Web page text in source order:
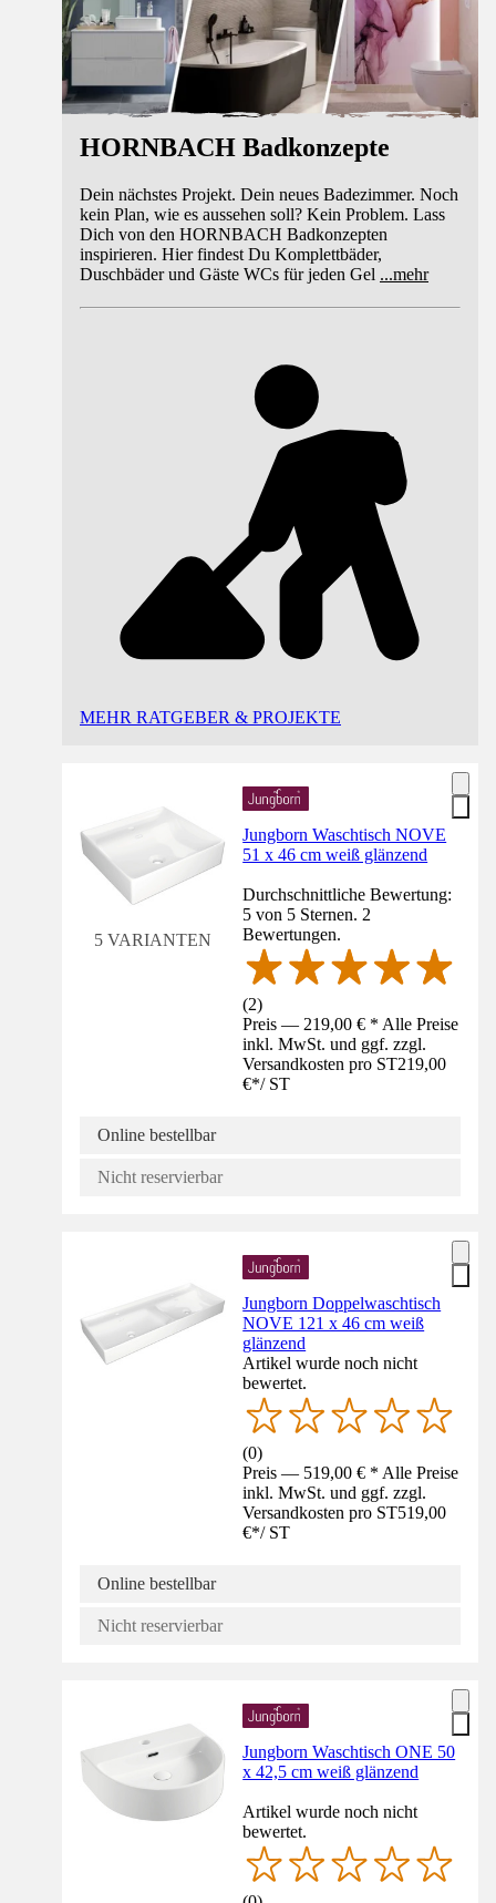
HORNBACH Badkonzepte
Dein nächstes Projekt. Dein neues Badezimmer. Noch
kein Plan, wie es aussehen soll? Kein Problem. Lass
Dich von den HORNBACH Badkonzepten
inspirieren. Hier findest Du Komplettbäder,
Duschbäder und Gäste WCs für jeden Gel ...mehr
MEHR RATGEBER & PROJEKTE
5 VARIANTEN
Jungborn Waschtisch NOVE
51 x 46 cm weiß glänzend
Durchschnittliche Bewertung:
5 von 5 Sternen. 2
Bewertungen.
(2)
Preis — 219,00 € * Alle Preise
inkl. MwSt. und ggf. zzgl.
Versandkosten pro ST219,00
€*/ ST
Online bestellbar
Nicht reservierbar
Jungborn Doppelwaschtisch
NOVE 121 x 46 cm weiß
glänzend
Artikel wurde noch nicht
bewertet.
(0)
Preis — 519,00 € * Alle Preise
inkl. MwSt. und ggf. zzgl.
Versandkosten pro ST519,00
€*/ ST
Online bestellbar
Nicht reservierbar
Jungborn Waschtisch ONE 50
x 42,5 cm weiß glänzend
Artikel wurde noch nicht
bewertet.